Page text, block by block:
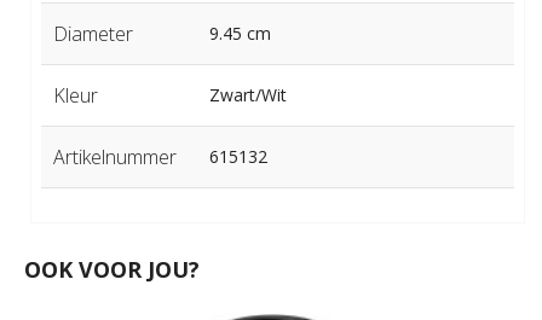
Diameter 9.45 cm
Kleur Zwart/Wit
Artikelnummer 615132
OOK VOOR JOU?